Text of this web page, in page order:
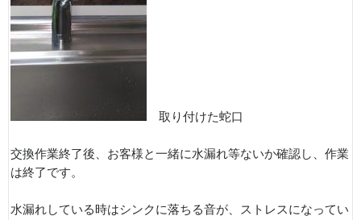
取り付けた蛇口
交換作業終了後、お客様と一緒に水漏れ等ないか確認し、作業
は終了です。
水漏れしている時はシンクに落ちる音が、ストレスになってい